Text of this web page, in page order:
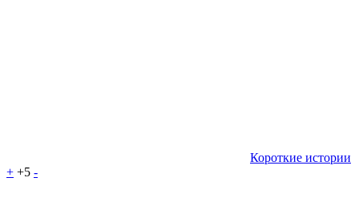
Короткие истории
+ +5 -